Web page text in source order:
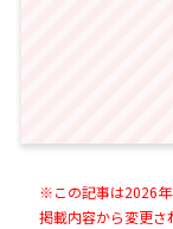
※この記事は2026年
掲載内容から変更さ